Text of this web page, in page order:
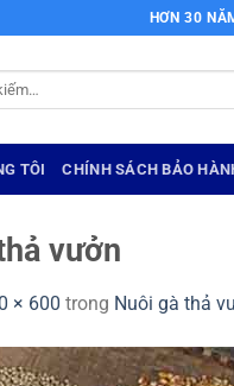
HƠN 30
TÔI CHÍNH SÁCH BẢO
vưởn
× 600 trong Nuôi gà thả